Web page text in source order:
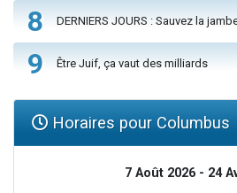
8 DERNIERS JOURS : Sauvez la
9 Être Juif, ça vaut des milliards
Horaires pour Columbus
7 Août 2026 - 24